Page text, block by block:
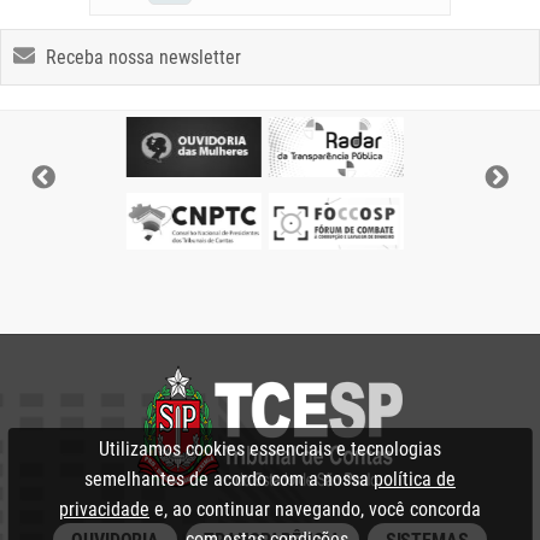
Receba nossa newsletter
Utilizamos cookies essenciais e tecnologias
semelhantes de acordo com a nossapolítica de
privacidade e, ao continuar navegando, você concorda